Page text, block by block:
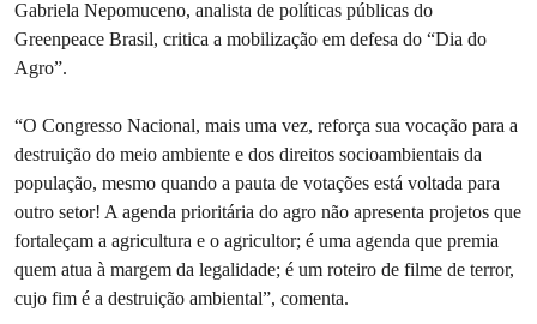
Gabriela Nepomuceno, analista de políticas públicas do
Greenpeace Brasil, critica a mobilização em defesa do “Dia do
Agro”.
“O Congresso Nacional, mais uma vez, reforça sua vocação para a
destruição do meio ambiente e dos direitos socioambientais da
população, mesmo quando a pauta de votações está voltada para
outro setor! A agenda prioritária do agro não apresenta projetos que
fortaleçam a agricultura e o agricultor; é uma agenda que premia
quem atua à margem da legalidade; é um roteiro de filme de terror,
cujo fim é a destruição ambiental”, comenta.